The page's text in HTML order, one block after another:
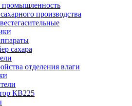
производства
сахара
отделения влаги
КВ225